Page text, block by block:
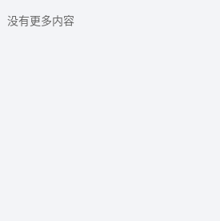
适合所有想在五大联赛中边看球边参考
没有更多内容